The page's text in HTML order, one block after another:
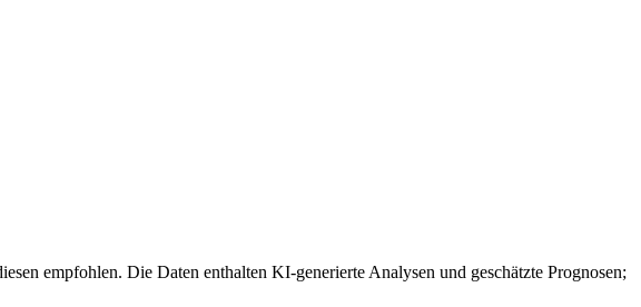
empfohlen. Die Daten enthalten KI-generierte Analysen und geschätzte Prognosen;